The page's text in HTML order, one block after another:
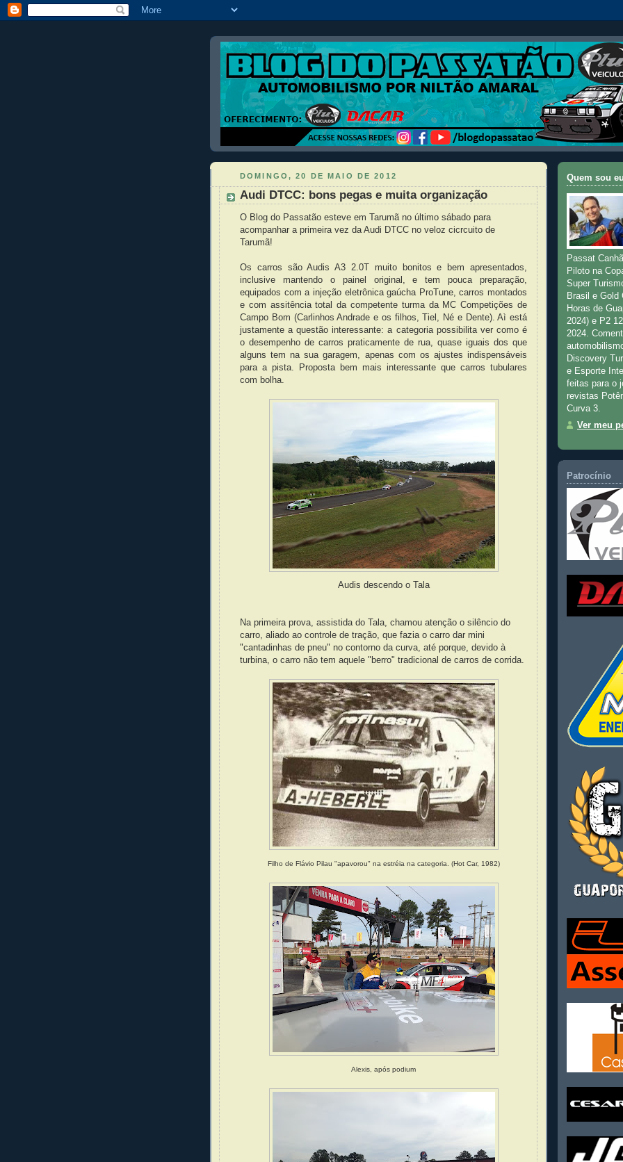
DOMINGO, 20 DE MAIO DE 2012
Audi DTCC: bons pegas e muita organização
O Blog do Passatão esteve em Tarumã no último sábado para
acompanhar a primeira vez da Audi DTCC no veloz cicrcuito de
Tarumã!
Os carros são Audis A3 2.0T muito bonitos e bem apresentados,
inclusive mantendo o painel original, e tem pouca preparação,
equipados com a injeção eletrônica gaúcha ProTune, carros montados
e com assitência total da competente turma da MC Competições de
Campo Bom (Carlinhos Andrade e os filhos, Tiel, Né e Dente). Aì está
justamente a questão interessante: a categoria possibilita ver como é
o desempenho de carros praticamente de rua, quase iguais dos que
alguns tem na sua garagem, apenas com os ajustes indispensáveis
para a pista. Proposta bem mais interessante que carros tubulares
com bolha.
Audis descendo o Tala
Na primeira prova, assistida do Tala, chamou atenção o silêncio do
carro, aliado ao controle de tração, que fazia o carro dar mini
"cantadinhas de pneu" no contorno da curva, até porque, devido à
turbina, o carro não tem aquele "berro" tradicional de carros de corrida.
Filho de Flávio Pilau "apavorou" na estréia na categoria. (Hot Car, 1982)
Alexis, após podium
Quem sou
Passat
Piloto na
Super
Brasil e
Horas de
2024) e P2
2024.
Discovery
e Esporte
feitas para o
revistas
Curva 3.
Ver meu
Patrocínio